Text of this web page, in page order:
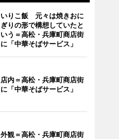
いりこ飯 元々は焼きおに
ぎりの形で構想していたと
いう＝高松・兵庫町商店街
に「中華そばサービス」
店内＝高松・兵庫町商店街
に「中華そばサービス」
外観＝高松・兵庫町商店街